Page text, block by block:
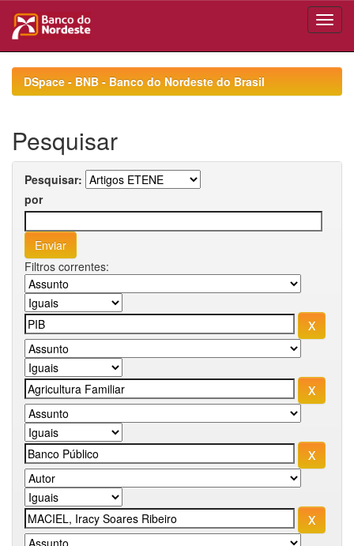
navigationDSpace - BNB - Banco do Nordeste do Brasil
Pesquisar
Pesquisar:
por
Filtros correntes: